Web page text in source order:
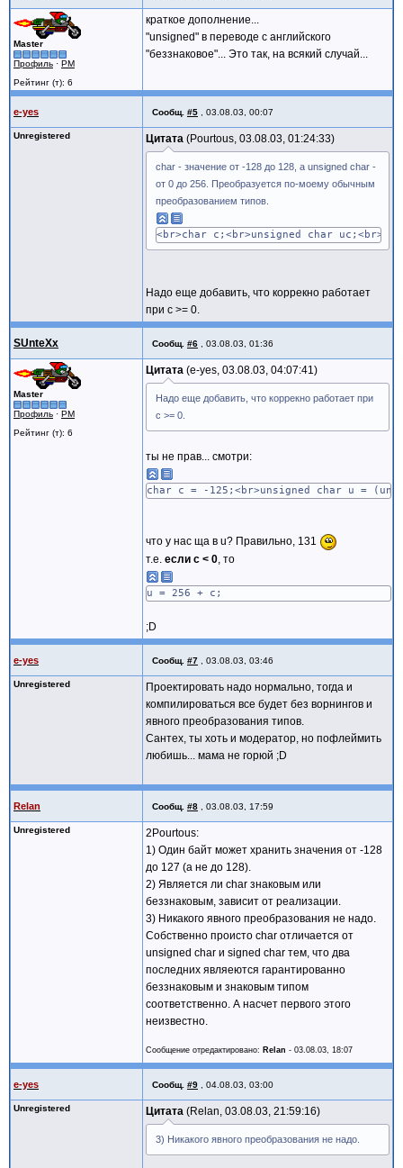
Master
Профиль · PM
Рейтинг (т): 6
краткое дополнение...
"unsigned" в переводе с английского
"беззнаковое"... Это так, на всякий случай...
e-yes Сообщ. #5 03.08.03, 00:07
Unregistered Цитата Pourtous, 03.08.03, 01:24:33
char - значение от -128 до 128, а unsigned char -
от 0 до 256. Преобразуется по-моему обычным
преобразованием типов.
<br>char c;<br>unsigned char
Надо еще добавить, что коррекно работает
при c >= 0.
SUnteXx Сообщ. #6 03.08.03, 01:36
Master
Профиль · PM
Рейтинг (т): 6
Цитата e-yes, 03.08.03, 04:07:41
Надо еще добавить, что коррекно работает при
c >= 0.
ты не прав... смотри:
char c = -125;<br>unsigned char u =
что у нас ща в u? Правильно, 131
т.е. если c < 0 , то
u = 256 + c;
;D
e-yes Сообщ. #7 03.08.03, 03:46
Unregistered
Проектировать надо нормально, тогда и
компилироваться все будет без ворнингов и
явного преобразования типов.
Сантех, ты хоть и модератор, но пофлеймить
любишь... мама не горюй ;D
Relan Сообщ. #8 03.08.03, 17:59
Unregistered
2Pourtous:
1) Один байт может хранить значения от -128
до 127 (а не до 128).
2) Является ли char знаковым или
беззнаковым, зависит от реализации.
3) Никакого явного преобразования не надо.
Собственно происто char отличается от
unsigned char и signed char тем, что два
последних являеются гарантированно
беззнаковым и знаковым типом
соответственно. А насчет первого этого
неизвестно.
Сообщение отредактировано: Relan - 03.08.03, 18:07
e-yes Сообщ. #9 04.08.03, 03:00
Unregistered Цитата Relan, 03.08.03, 21:59:16
3) Никакого явного преобразования не надо.